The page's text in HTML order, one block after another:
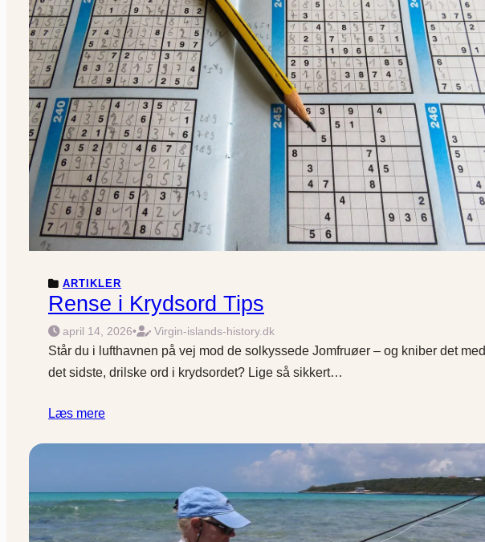
ARTIKLER
Rense i Krydsord Tips
april 14, 2026• Virgin-islands-history.dk
Står du i lufthavnen på vej mod de solkys­sede Jomfruøer – og kniber det med
det sidste, drilske ord i krydsordet? Lige så sikkert…
Læs mere